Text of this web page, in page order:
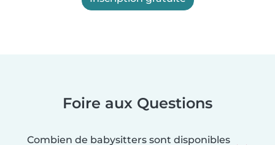
Foire aux Questions
Combien de babysitters sont disponibles